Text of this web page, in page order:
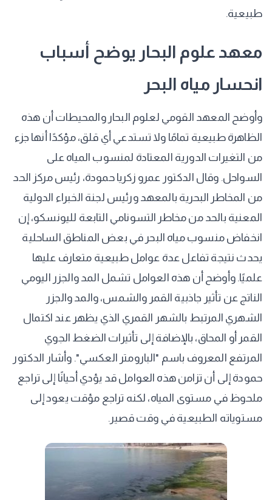
طبيعية.
معهد علوم البحار يوضح أسباب
انحسار مياه البحر
وأوضح المعهد القومي لعلوم البحار والمحيطات أن هذه
الظاهرة طبيعية تمامًا ولا تستدعي أي قلق، مؤكدًا أنها جزء
من التغيرات الدورية المعتادة لمنسوب المياه على
السواحل. وقال الدكتور عمرو زكريا حمودة، رئيس مركز الحد
من المخاطر البحرية بالمعهد ورئيس لجنة الخبراء الدولية
المعنية بالحد من مخاطر التسونامي التابعة لليونسكو، إن
انخفاض منسوب مياه البحر في بعض المناطق الساحلية
يحدث نتيجة تفاعل عدة عوامل طبيعية متعارف عليها
علميًا. وأوضح أن هذه العوامل تشمل المد والجزر اليومي
الناتج عن تأثير جاذبية القمر والشمس، والمد والجزر
الشهري المرتبط بالشهر القمري الذي يظهر عند اكتمال
القمر أو المحاق، بالإضافة إلى تأثيرات الضغط الجوي
المرتفع المعروف باسم "البارومتر العكسي". وأشار الدكتور
حمودة إلى أن تزامن هذه العوامل قد يؤدي أحيانًا إلى تراجع
ملحوظ في مستوى المياه، لكنه تراجع مؤقت يعود إلى
مستوياته الطبيعية في وقت قصير.